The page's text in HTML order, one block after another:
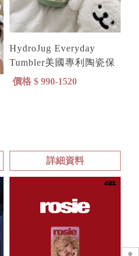
HydroJug Everyday
Tumbler美國專利陶瓷保
溫吸管杯
價格 $ 990-1520
詳細資料